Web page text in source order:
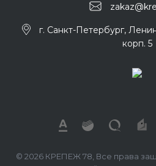
г. Санкт-Петербург,
корп. 5
© 2026 КРЕПЕЖ 78, Все права